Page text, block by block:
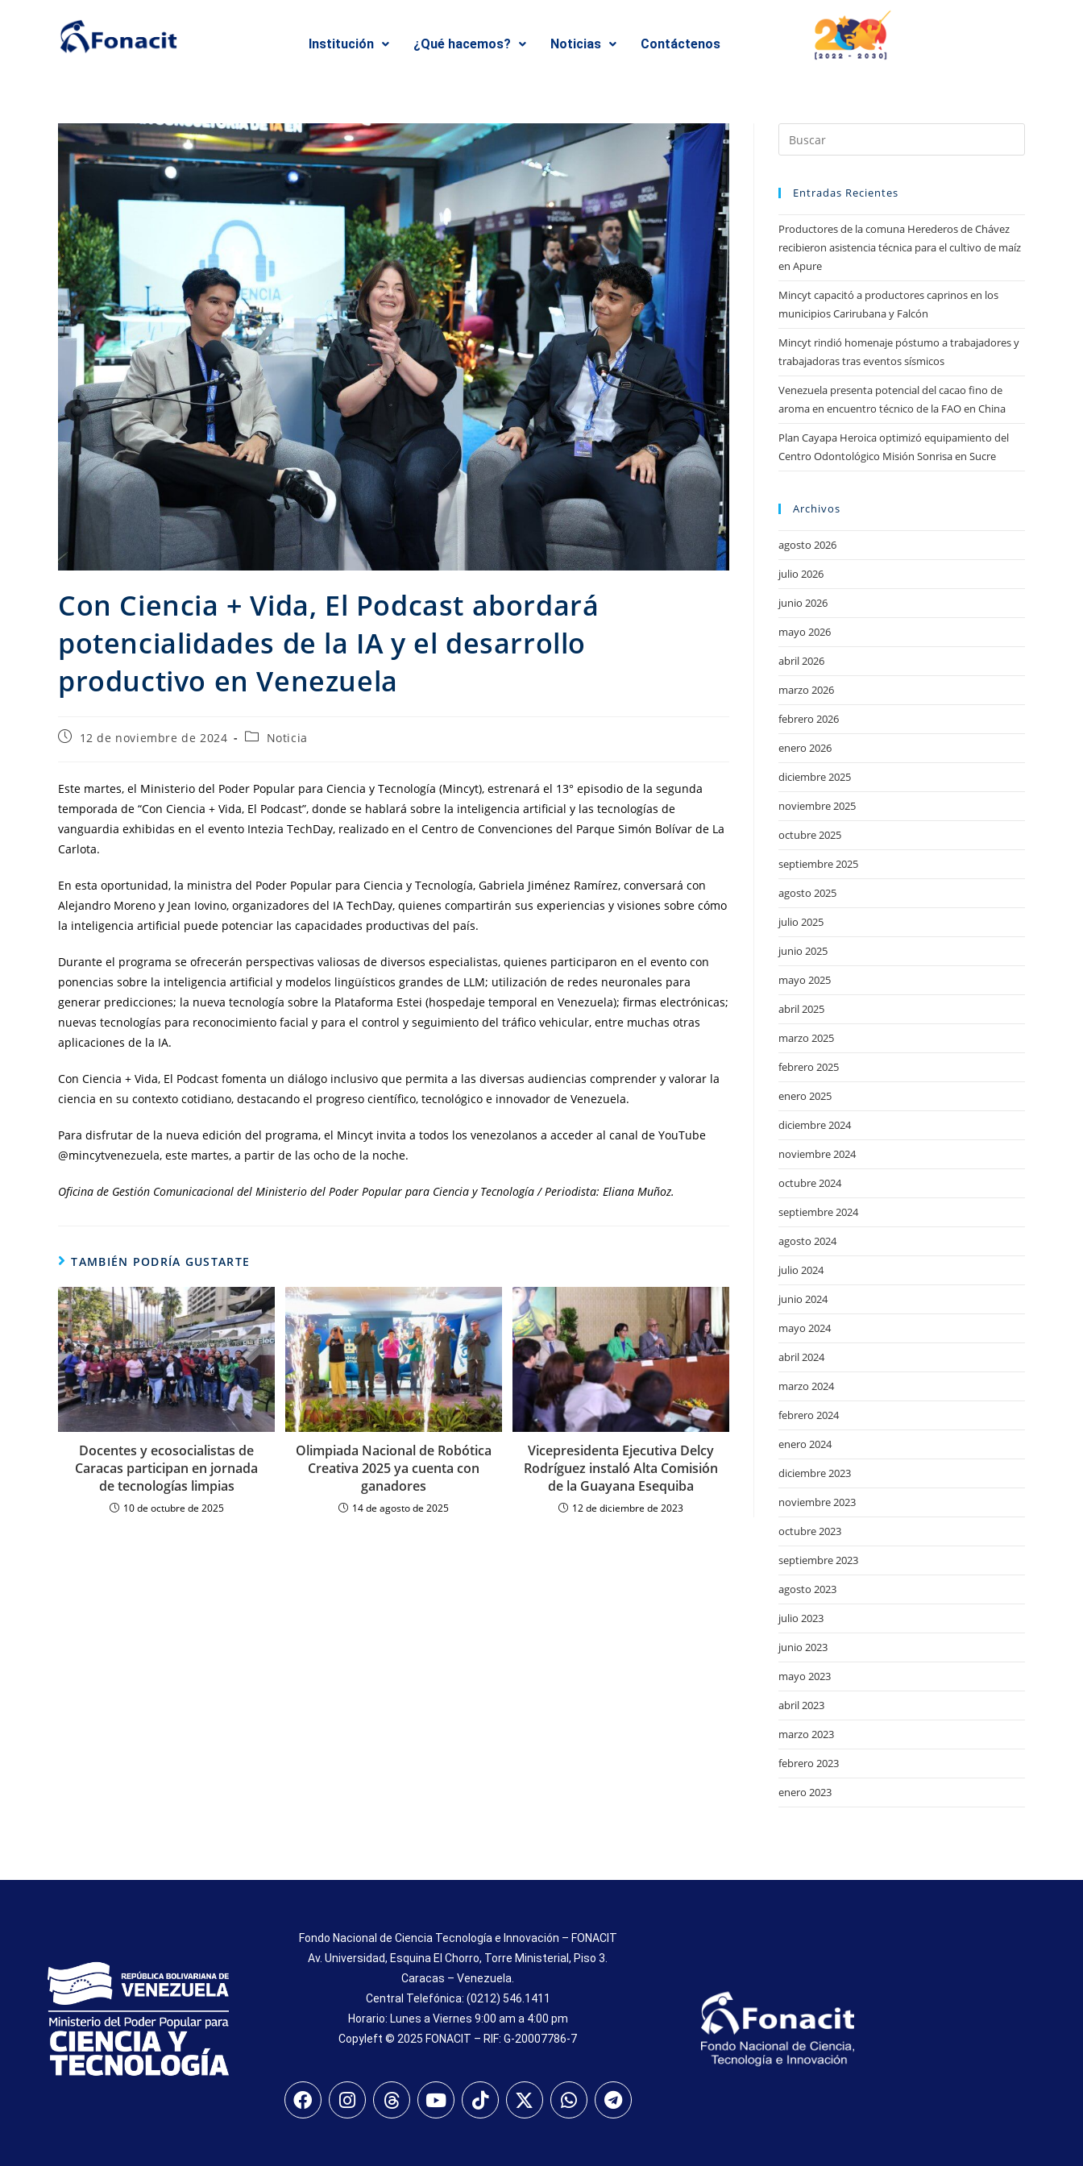
Institución ¿Qué hacemos? Noticias Contáctenos
Con Ciencia + Vida, El Podcast abordará
potencialidades de la IA y el desarrollo
productivo en Venezuela
12 de noviembre de 2024 Noticia
Este martes, el Ministerio del Poder Popular para Ciencia y Tecnología (Mincyt), estrenará el 13° episodio de la segunda
temporada de “Con Ciencia + Vida, El Podcast”, donde se hablará sobre la inteligencia artificial y las tecnologías de
vanguardia exhibidas en el evento Intezia TechDay, realizado en el Centro de Convenciones del Parque Simón Bolívar de La
Carlota.
En esta oportunidad, la ministra del Poder Popular para Ciencia y Tecnología, Gabriela Jiménez Ramírez, conversará con
Alejandro Moreno y Jean Iovino, organizadores del IA TechDay, quienes compartirán sus experiencias y visiones sobre cómo
la inteligencia artificial puede potenciar las capacidades productivas del país.
Durante el programa se ofrecerán perspectivas valiosas de diversos especialistas, quienes participaron en el evento con
ponencias sobre la inteligencia artificial y modelos lingüísticos grandes de LLM; utilización de redes neuronales para
generar predicciones; la nueva tecnología sobre la Plataforma Estei (hospedaje temporal en Venezuela); firmas electrónicas;
nuevas tecnologías para reconocimiento facial y para el control y seguimiento del tráfico vehicular, entre muchas otras
aplicaciones de la IA.
Con Ciencia + Vida, El Podcast fomenta un diálogo inclusivo que permita a las diversas audiencias comprender y valorar la
ciencia en su contexto cotidiano, destacando el progreso científico, tecnológico e innovador de Venezuela.
Para disfrutar de la nueva edición del programa, el Mincyt invita a todos los venezolanos a acceder al canal de YouTube
@mincytvenezuela, este martes, a partir de las ocho de la noche.
Oficina de Gestión Comunicacional del Ministerio del Poder Popular para Ciencia y Tecnología / Periodista: Eliana Muñoz.
TAMBIÉN PODRÍA GUSTARTE
Docentes y ecosocialistas de
Caracas participan en jornada
de tecnologías limpias
10 de octubre de 2025
Olimpiada Nacional de Robótica
Creativa 2025 ya cuenta con
ganadores
14 de agosto de 2025
Vicepresidenta Ejecutiva Delcy
Rodríguez instaló Alta Comisión
de la Guayana Esequiba
12 de diciembre de 2023
Entradas Recientes
Productores de la comuna Herederos de Chávez
recibieron asistencia técnica para el cultivo de maíz
en Apure
Mincyt capacitó a productores caprinos en los
municipios Carirubana y Falcón
Mincyt rindió homenaje póstumo a trabajadores y
trabajadoras tras eventos sísmicos
Venezuela presenta potencial del cacao fino de
aroma en encuentro técnico de la FAO en China
Plan Cayapa Heroica optimizó equipamiento del
Centro Odontológico Misión Sonrisa en Sucre
Archivos
agosto 2026
julio 2026
junio 2026
mayo 2026
abril 2026
marzo 2026
febrero 2026
enero 2026
diciembre 2025
noviembre 2025
octubre 2025
septiembre 2025
agosto 2025
julio 2025
junio 2025
mayo 2025
abril 2025
marzo 2025
febrero 2025
enero 2025
diciembre 2024
noviembre 2024
octubre 2024
septiembre 2024
agosto 2024
julio 2024
junio 2024
mayo 2024
abril 2024
marzo 2024
febrero 2024
enero 2024
diciembre 2023
noviembre 2023
octubre 2023
septiembre 2023
agosto 2023
julio 2023
junio 2023
mayo 2023
abril 2023
marzo 2023
febrero 2023
enero 2023
Fondo Nacional de Ciencia Tecnología e Innovación – FONACIT
Av. Universidad, Esquina El Chorro, Torre Ministerial, Piso 3.
Caracas – Venezuela.
Central Telefónica: (0212) 546.1411
Horario: Lunes a Viernes 9:00 am a 4:00 pm
Copyleft © 2025 FONACIT – RIF: G-20007786-7